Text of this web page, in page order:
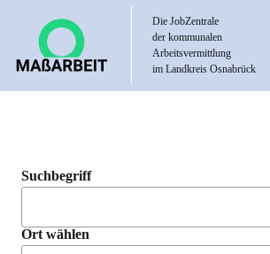
Die JobZentrale
der kommunalen
Arbeitsvermittlung
im Landkreis Osnabrück
Suchbegriff
Ort wählen